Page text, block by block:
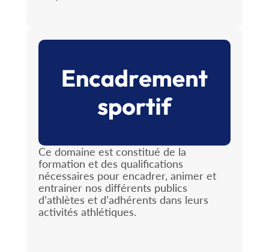
Ce domaine est constitué de la
formation et des qualifications
nécessaires pour encadrer, animer et
entrainer nos différents publics
d’athlètes et d’adhérents dans leurs
activités athlétiques.